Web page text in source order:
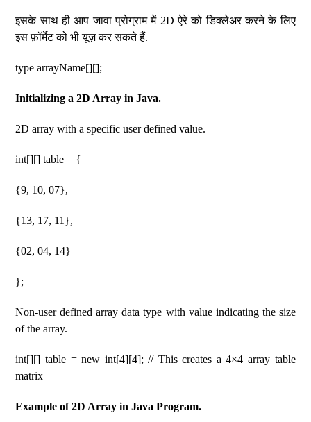
इसके साथ ही आप जावा प्रोग्राम में 2D ऐरे को डिक्लेअर करने के लिए
इस फ़ॉर्मेट को भी यूज़ कर सकते हैं.
type arrayName[][];
Initializing a 2D Array in Java.
2D array with a specific user defined value.
int[][] table = {
{9, 10, 07},
{13, 17, 11},
{02, 04, 14}
};
Non-user defined array data type with value indicating the size
of the array.
int[][] table = new int[4][4]; // This creates a 4×4 array table
matrix
Example of 2D Array in Java Program.